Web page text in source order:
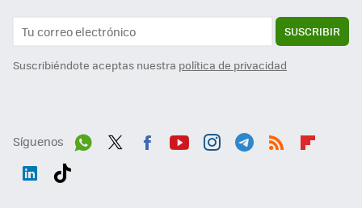
SUSCRIBIR
Suscribiéndote aceptas nuestra política de privacidad
Síguenos